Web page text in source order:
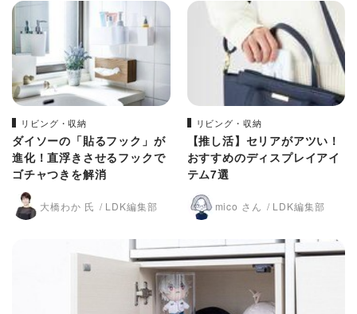
リビング・収納
ダイソーの「貼るフック」が
進化！直浮きさせるフックで
ゴチャつきを解消
大橋わか 氏 LDK編集部
リビング・収納
【推し活】セリアがアツい！
おすすめのディスプレイアイ
テム7選
mico さん LDK編集部